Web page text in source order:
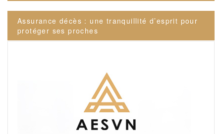
l’article
Assurance décès : une tranquillité d’esprit pour
protéger ses proches